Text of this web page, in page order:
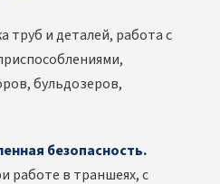
труб и деталей, работа с
бульдозеров,
безопасность.
работе в траншеях, с